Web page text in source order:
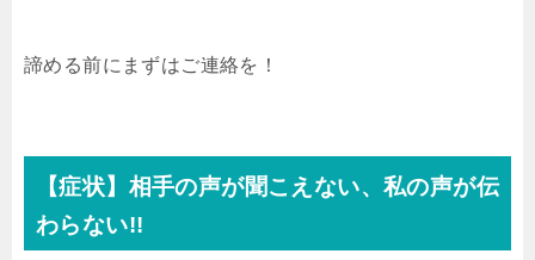
諦める前にまずはご連絡を！
【症状】相手の声が聞こえない、私の声が伝
わらない!!